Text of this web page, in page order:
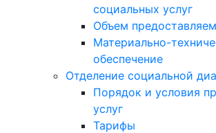
социальных услуг
Объем
Материально-
обеспечение
Отделение социальной
Порядок и условия
услуг
Тарифы